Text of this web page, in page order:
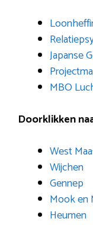
Japanse
MBO
Doorklikken
West
Wijchen
Gennep
Mook en
Heumen